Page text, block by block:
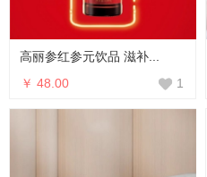
高丽参红参元饮品 滋补...
￥ 48.00
1